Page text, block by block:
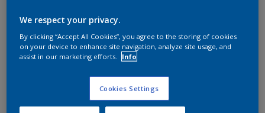
Ajouter à la liste d’achats
We respect your privacy.
By clicking “Accept All Cookies”, you agree to the storing of cookies
on your device to enhance site navigation, analyze site usage, and
assist in our marketing efforts.
Info
Cookies Settings